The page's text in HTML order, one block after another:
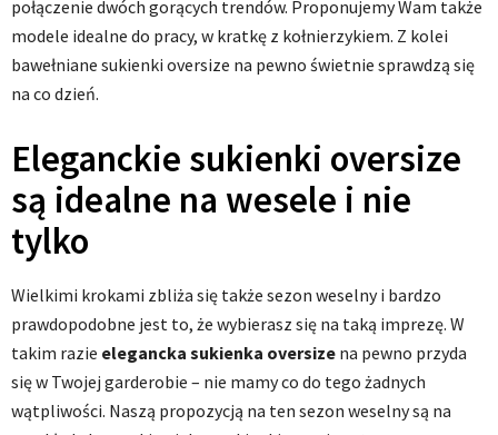
połączenie dwóch gorących trendów. Proponujemy Wam także
modele idealne do pracy, w kratkę z kołnierzykiem. Z kolei
bawełniane sukienki oversize na pewno świetnie sprawdzą się
na co dzień.
Eleganckie sukienki oversize
są idealne na wesele i nie
tylko
Wielkimi krokami zbliża się także sezon weselny i bardzo
prawdopodobne jest to, że wybierasz się na taką imprezę. W
takim razie elegancka sukienka oversize na pewno przyda
się w Twojej garderobie – nie mamy co do tego żadnych
wątpliwości. Naszą propozycją na ten sezon weselny są na